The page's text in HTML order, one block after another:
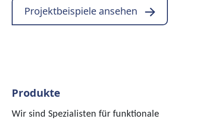
Projektbeispiele ansehen
Produkte
Wir sind Spezialisten für funktionale